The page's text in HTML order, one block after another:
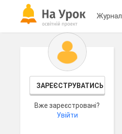
Журнал
ЗАРЕЄСТРУВАТИСЬ
Вже зареєстровані?
Увійти